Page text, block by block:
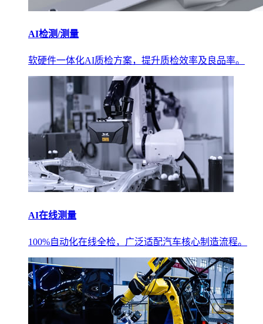
AI检测/测量
软硬件一体化AI质检方案，提升质检效率及良品率。
AI在线测量
100%自动化在线全检，广泛适配汽车核心制造流程。